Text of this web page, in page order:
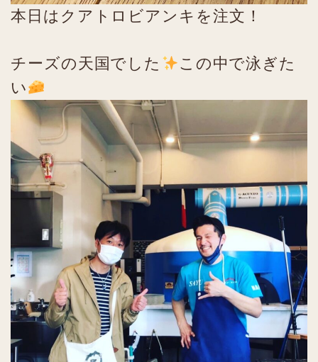
本日はクアトロビアンキを注文！
チーズの天国でした
この中で泳ぎた
い